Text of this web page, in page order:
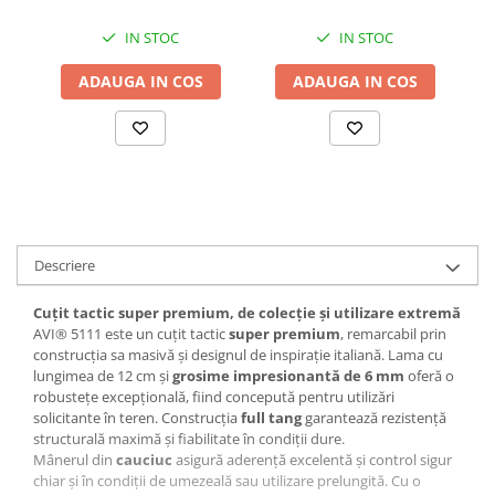
Accesorii baterii sanitare
Accesorii chiuvete
Baterii sanitare cu incalzire instant
Fitinguri si accesorii
Gradina - Gradinarit
Accesorii fierastraie cu lant
Accesorii fierastraie electrice
Accesorii irigare
Accesorii pompe de apa
Accesorii unelte gradinarit
Articole antidaunatori gradina
IN STOC
ADAUGA IN COS
IN STOC
ADAUGA IN COS
Descriere
Cuțit tactic super premium, de colecție și utilizare extremă
AVI® 5111 este un cuțit tacticsuper premium, remarcabil prin
construcția sa masivă și designul de inspirație italiană. Lama cu
lungimea de 12 cm șigrosime impresionantă de 6 mm oferă o
robustețe excepțională, fiind concepută pentru utilizări
solicitante în teren. Construcțiafull tanggarantează rezistență
structurală maximă și fiabilitate în condiții dure.
Mânerul din cauciuc asigură aderență excelentă și control sigur
chiar și în condiții de umezeală sau utilizare prelungită. Cu o